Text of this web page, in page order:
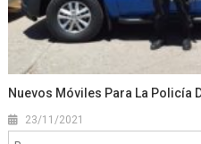
Nuevos Móviles Para La Policía
23/11/2021